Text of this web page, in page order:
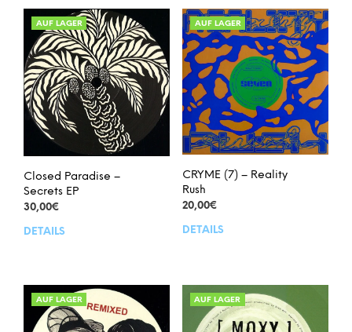
AUF LAGER
Closed Paradise –
Secrets EP
30,00€
DETAILS
AUF LAGER
CRYME (7) – Reality
Rush
20,00€
DETAILS
AUF LAGER AUF LAGER